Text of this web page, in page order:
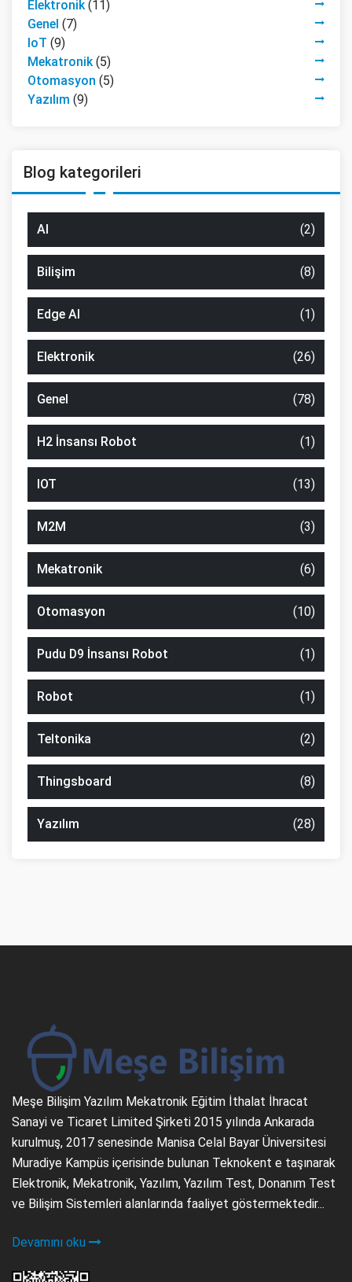
Elektronik (11)
Genel (7)
IoT (9)
Mekatronik (5)
Otomasyon (5)
Yazılım (9)
Blog kategorileri
AI (2)
Bilişim (8)
Edge AI (1)
Elektronik (26)
Genel (78)
H2 İnsansı Robot (1)
IOT (13)
M2M (3)
Mekatronik (6)
Otomasyon (10)
Pudu D9 İnsansı Robot (1)
Robot (1)
Teltonika (2)
Thingsboard (8)
Yazılım (28)
Meşe Bilişim Yazılım Mekatronik Eğitim İthalat İhracat
Sanayi ve Ticaret Limited Şirketi 2015 yılında Ankarada
kurulmuş, 2017 senesinde Manisa Celal Bayar Üniversitesi
Muradiye Kampüs içerisinde bulunan Teknokent e taşınarak
Elektronik, Mekatronik, Yazılım, Yazılım Test, Donanım Test
ve Bilişim Sistemleri alanlarında faaliyet göstermektedir...
Devamını oku